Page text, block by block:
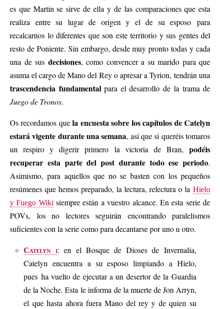
es que Martin se sirve de ella y de las comparaciones que esta
realiza entre su lugar de origen y el de su esposo para
recalcarnos lo diferentes que son este territorio y sus gentes del
resto de Poniente. Sin embargo, desde muy pronto todas y cada
una de sus decisiones, como convencer a su marido para que
asuma el cargo de Mano del Rey o apresar a Tyrion, tendrán una
trascendencia fundamentalpara el desarrollo de la trama de
Juego de Tronos.
Os recordamos quela encuesta sobre los capítulos de Catelyn
estará vigente durante una semana, así que si queréis tomaros
un respiro y digerir primero la victoria de Bran, podéis
recuperar esta parte del post durante todo ese periodo.
Asimismo, para aquellos que no se basten con los pequeños
resúmenes que hemos preparado, la lectura, relectura o la Hielo
y Fuego Wikisiempre están a vuestro alcance. En esta serie de
POVs, los no lectores seguirán encontrando paralelismos
suficientes con la serie como para decantarse por uno u otro.
Catelyn i: en el Bosque de Dioses de Invernalia,
Catelyn encuentra a su esposo limpiando a Hielo,
pues ha vuelto de ejecutar a un desertor de la Guardia
de la Noche. Esta le informa de la muerte de Jon Arryn,
el que hasta ahora fuera Mano del rey y de quien su